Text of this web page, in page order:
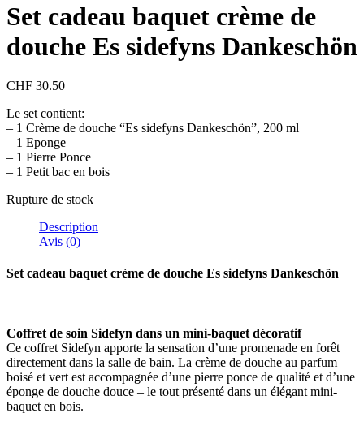
Set cadeau baquet crème de
douche Es sidefyns Dankeschön
CHF 30.50
Le set contient:
– 1 Crème de douche “Es sidefyns Dankeschön”, 200 ml
– 1 Eponge
– 1 Pierre Ponce
– 1 Petit bac en bois
Rupture de stock
Description
Avis (0)
Set cadeau baquet crème de douche Es sidefyns Dankeschön
Coffret de soin Sidefyn dans un mini-baquet décoratif
Ce coffret Sidefyn apporte la sensation d’une promenade en forêt
directement dans la salle de bain. La crème de douche au parfum
boisé et vert est accompagnée d’une pierre ponce de qualité et d’une
éponge de douche douce – le tout présenté dans un élégant mini-
baquet en bois.